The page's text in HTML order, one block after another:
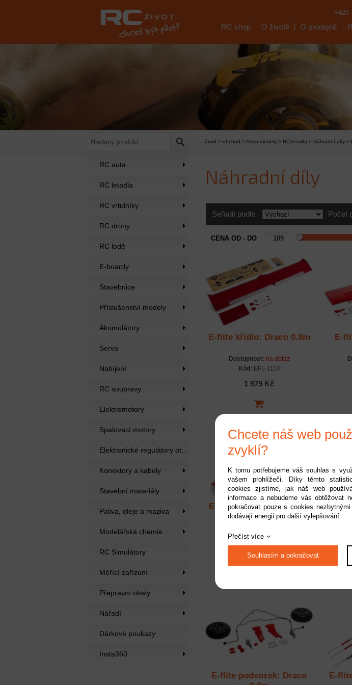
+420
RC shop O životě O prodejně
úvod > obchod >Astra modely > RC letadla > Náhradní díly >
RC auta
RC letadla
RC vrtulníky
RC drony
RC lodě
E-boardy
Stavebnice
Příslušenství modely
Akumulátory
Serva
Nabíjení
RC soupravy
Elektromotory
Spalovací motory
Konektory a kabely
Stavební materiály
Paliva, oleje a maziva
Modelářská chemie
RC Simulátory
Měřící zařízení
Přepravní obaly
Nářadí
Dárkové poukazy
Insta360
Náhradní díly
Seřadit podle Počet
CENA OD - DO
E-flite křídlo: Draco 0.8m
Dostupnost: na dotaz
Kód: EFL-1114
1 979 Kč
E-
E-flite kryt baterií: Draco
0.8m
Kód:EFL-1117
219 Kč
E-
E-flite podvozek: Draco
E-
Chcete náš web
zvyklí?
K tomu potřebujeme váš souhlas s
vašem prohlížeči. Díky těmto
cookies zjistíme, jak náš web
informace a nebudeme vás obtěžovat
pokračovat pouze s cookies
dodávají energii pro další vylepšování.
Přečíst více
Souhlasím a pokračovat